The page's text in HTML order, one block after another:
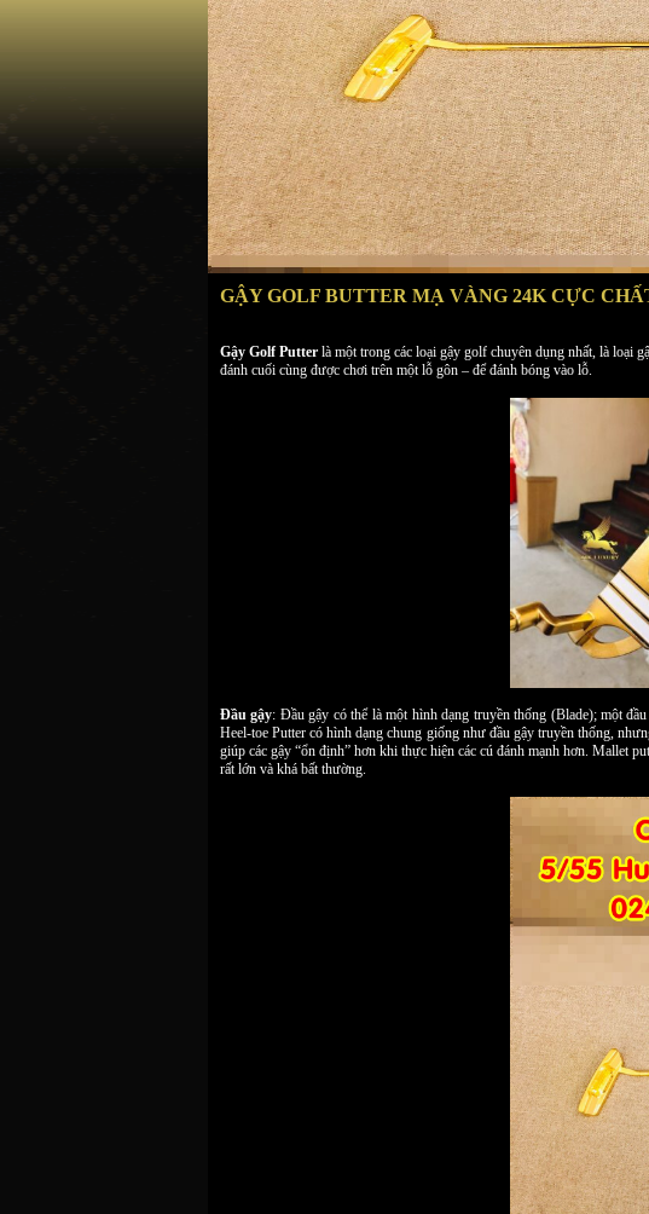
GẬY GOLF BUTTER MẠ VÀNG 24K CỰC
Gậy Golf Putter là một trong các loại gậy golf chuyên dụng nhất, là loại
đánh cuối cùng được chơi trên một lỗ gôn – để đánh bóng vào lỗ.
Đầu gậy: Đầu gậy có thể là một hình dạng truyền thống (Blade); một
Heel-toe Putter có hình dạng chung giống như đầu gậy truyền thống,
giúp các gậy “ổn định” hơn khi thực hiện các cú đánh mạnh hơn. Mallet
rất lớn và khá bất thường.